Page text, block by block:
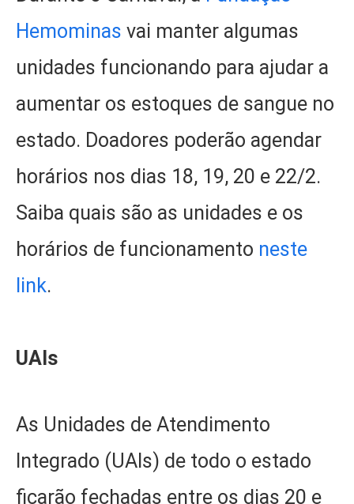
Hemominas vai manter algumas
unidades funcionando para ajudar a
aumentar os estoques de sangue no
estado. Doadores poderão agendar
horários nos dias 18, 19, 20 e 22/2.
Saiba quais são as unidades e os
horários de funcionamento neste
link.
UAIs
As Unidades de Atendimento
Integrado (UAIs) de todo o estado
ficarão fechadas entre os dias 20 e